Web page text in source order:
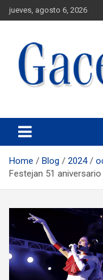
jueves, agosto 6, 2026
Gaceta
Home Blog 2024
Festejan 51